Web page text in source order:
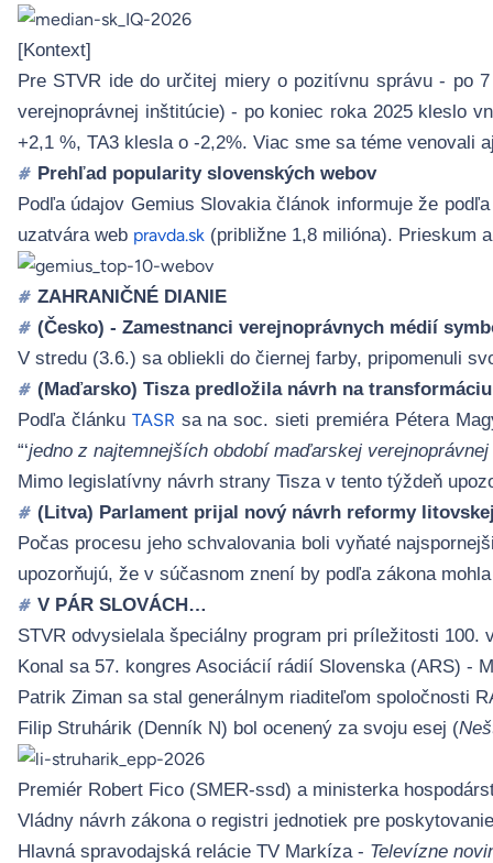
[Kontext]
Pre STVR ide do určitej miery o pozitívnu správu - po
verejnoprávnej inštitúcie) - po koniec roka 2025 kleslo
+2,1 %, TA3 klesla o -2,2%. Viac sme sa téme venovali
# Prehľad popularity slovenských webov
Podľa údajov Gemius Slovakia článok informuje že
uzatvára web pravda.sk (približne 1,8 milióna). Prieskum
# ZAHRANIČNÉ DIANIE
# (Česko) - Zamestnanci verejnoprávnych médií
V stredu (3.6.) sa obliekli do čiernej farby, pripomenuli
# (Maďarsko) Tisza predložila návrh na
Podľa článku TASR sa na soc. sieti premiéra Pétera
“‘jedno z najtemnejších období maďarskej
Mimo legislatívny návrh strany Tisza v tento týždeň
# (Litva) Parlament prijal nový návrh reformy
Počas procesu jeho schvalovania boli vyňaté
upozorňujú, že v súčasnom znení by podľa zákona
# V PÁR SLOVÁCH…
STVR odvysielala špeciálny program pri príležitosti
Konal sa 57. kongres Asociácií rádií Slovenska (ARS) -
Patrik Ziman sa stal generálnym riaditeľom spoločnosti
Filip Struhárik (Denník N) bol ocenený za svoju esej (
Premiér Robert Fico (SMER-ssd) a ministerka
Vládny návrh zákona o registri jednotiek pre
Hlavná spravodajská relácie TV Markíza - Televízne